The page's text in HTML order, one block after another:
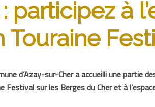
participez à
Touraine
d’Azay-sur-Cher a accueilli une partie
Festival sur les Berges du Cher et à